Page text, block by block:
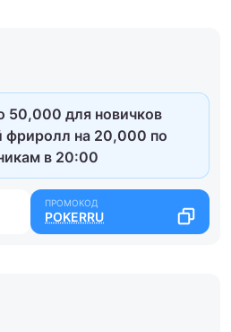
50,000 для новичков
фриролл на 20,000 по
в 20:00
POKERRU